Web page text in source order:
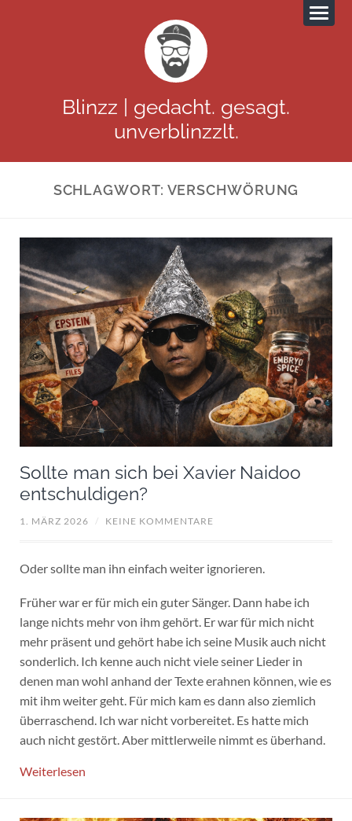
Blinzz | gedacht. gesagt.
unverblinzzlt.
SCHLAGWORT: VERSCHWÖRUNG
Sollte man sich bei Xavier Naidoo
entschuldigen?
1. MÄRZ 2026 / KEINE KOMMENTARE
Oder sollte man ihn einfach weiter ignorieren.
Früher war er für mich ein guter Sänger. Dann habe ich
lange nichts mehr von ihm gehört. Er war für mich nicht
mehr präsent und gehört habe ich seine Musik auch nicht
sonderlich. Ich kenne auch nicht viele seiner Lieder in
denen man wohl anhand der Texte erahnen können, wie es
mit ihm weiter geht. Für mich kam es dann also ziemlich
überraschend. Ich war nicht vorbereitet. Es hatte mich
auch nicht gestört. Aber mittlerweile nimmt es überhand.
Weiterlesen